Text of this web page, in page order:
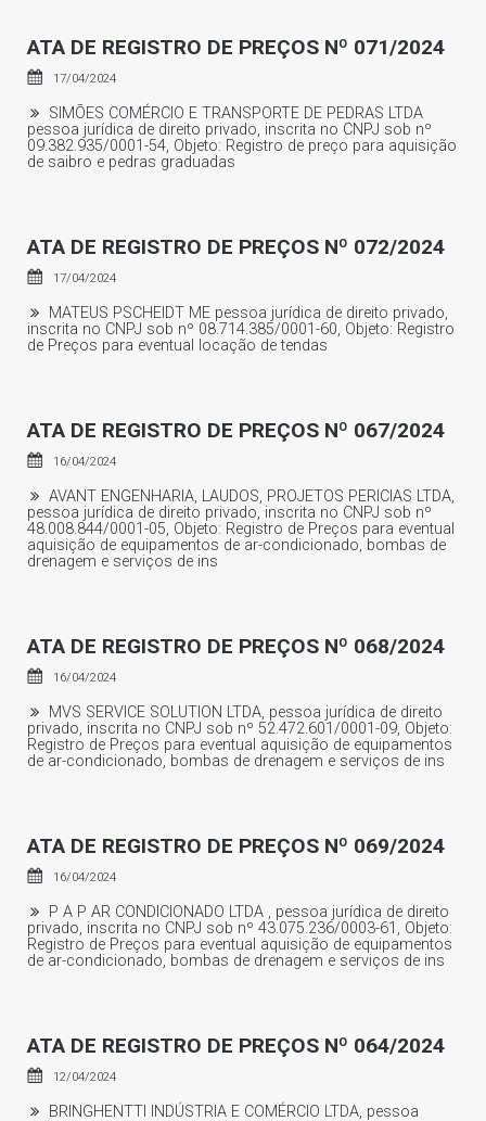
ATA DE REGISTRO DE PREÇOS Nº 071/2024
17/04/2024
SIMÕES COMÉRCIO E TRANSPORTE DE PEDRAS LTDA
pessoa jurídica de direito privado, inscrita no CNPJ sob nº
09.382.935/0001-54, Objeto: Registro de preço para aquisição
de saibro e pedras graduadas
ATA DE REGISTRO DE PREÇOS Nº 072/2024
17/04/2024
MATEUS PSCHEIDT ME pessoa jurídica de direito privado,
inscrita no CNPJ sob nº 08.714.385/0001-60, Objeto: Registro
de Preços para eventual locação de tendas
ATA DE REGISTRO DE PREÇOS Nº 067/2024
16/04/2024
AVANT ENGENHARIA, LAUDOS, PROJETOS PERICIAS LTDA,
pessoa jurídica de direito privado, inscrita no CNPJ sob nº
48.008.844/0001-05, Objeto: Registro de Preços para eventual
aquisição de equipamentos de ar-condicionado, bombas de
drenagem e serviços de ins
ATA DE REGISTRO DE PREÇOS Nº 068/2024
16/04/2024
MVS SERVICE SOLUTION LTDA, pessoa jurídica de direito
privado, inscrita no CNPJ sob nº 52.472.601/0001-09, Objeto:
Registro de Preços para eventual aquisição de equipamentos
de ar-condicionado, bombas de drenagem e serviços de ins
ATA DE REGISTRO DE PREÇOS Nº 069/2024
16/04/2024
P A P AR CONDICIONADO LTDA , pessoa jurídica de direito
privado, inscrita no CNPJ sob nº 43.075.236/0003-61, Objeto:
Registro de Preços para eventual aquisição de equipamentos
de ar-condicionado, bombas de drenagem e serviços de ins
ATA DE REGISTRO DE PREÇOS Nº 064/2024
12/04/2024
BRINGHENTTI INDÚSTRIA E COMÉRCIO LTDA, pessoa